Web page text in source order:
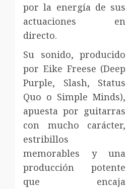
por la energía de sus
actuaciones en
directo.
Su sonido, producido
por Eike Freese (Deep
Purple, Slash, Status
Quo o Simple Minds),
apuesta por guitarras
con mucho carácter,
estribillos
memorables y una
producción potente
que encaja